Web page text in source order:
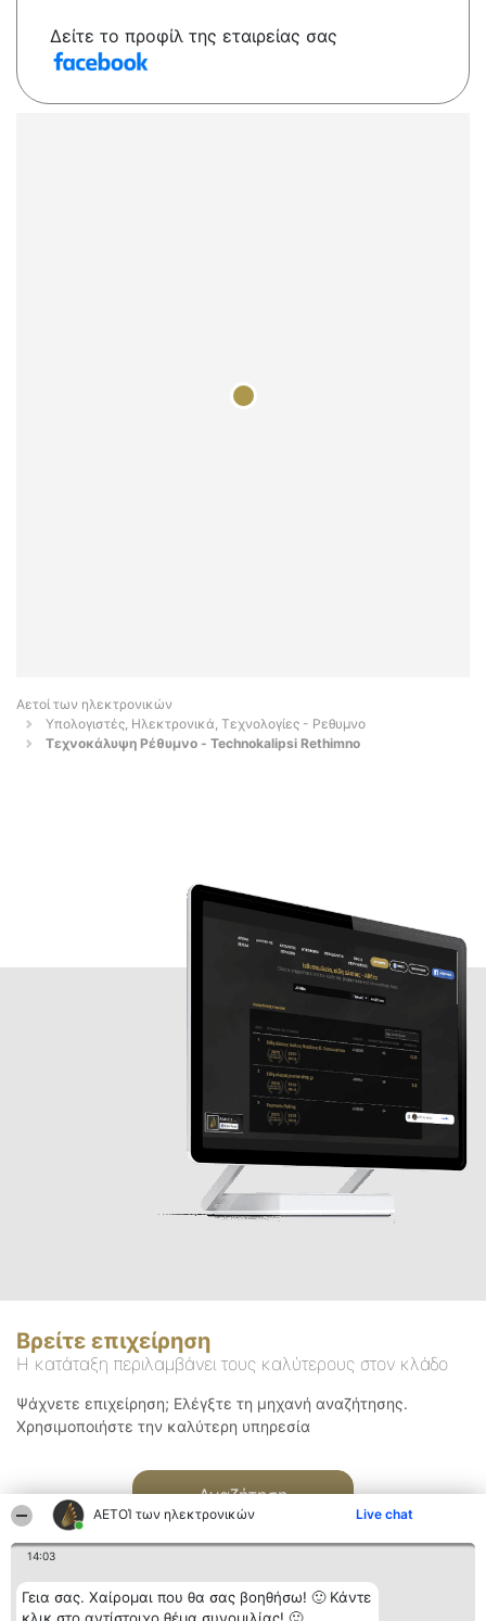
ΑΕΤΟΊ των ηλεκτρονικών Live chat
14:03
Γεια σας. Χαίρομαι που θα σας βοηθήσω! 🙂 Κάντε
Δείτε το προφίλ της εταιρείας σας
Αετοί των ηλεκτρονικών
Υπολογιστές, Ηλεκτρονικά, Τεχνολογίες - Ρεθυμνο
Τεχνοκάλυψη Ρέθυμνο - Technokalipsi Rethimno
Βρείτε επιχείρηση
Η κατάταξη περιλαμβάνει τους καλύτερους στον κλάδο
Ψάχνετε επιχείρηση; Ελέγξτε τη μηχανή αναζήτησης.
Χρησιμοποιήστε την καλύτερη υπηρεσία
Αναζήτηση